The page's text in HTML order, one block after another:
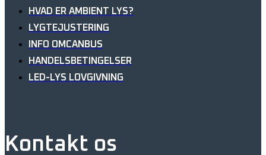
HVAD ER AMBIENT LYS?
LYGTEJUSTERING
INFO OMCANBUS
HANDELSBETINGELSER
LED-LYS LOVGIVNING
Kontakt os